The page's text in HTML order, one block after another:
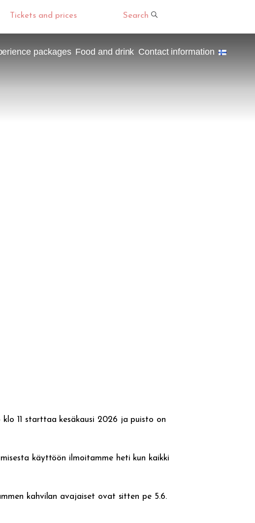
Tickets and prices Search
packages Food and drink Contact information
11 starttaa kesäkausi 2026 ja puisto on
käyttöön ilmoitamme heti kun kaikki
kahvilan avajaiset ovat sitten pe 5.6.